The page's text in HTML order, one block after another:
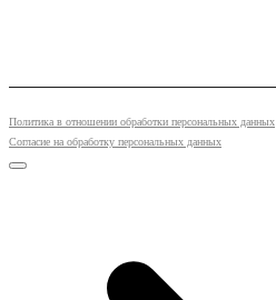
Политика в отношении обработки персональных данных
Согласие на обработку персональных данных